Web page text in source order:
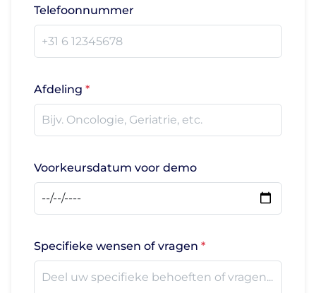
Telefoonnummer
Afdeling
Voorkeursdatum voor demo
Specifieke wensen of vragen